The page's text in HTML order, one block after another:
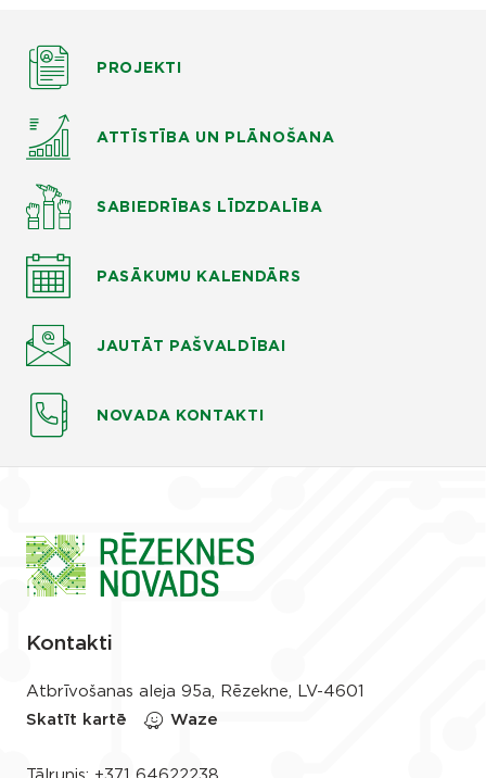
PROJEKTI
ATTĪSTĪBA UN PLĀNOŠANA
SABIEDRĪBAS LĪDZDALĪBA
PASĀKUMU KALENDĀRS
JAUTĀT PAŠVALDĪBAI
NOVADA KONTAKTI
Kontakti
Atbrīvošanas aleja 95a, Rēzekne, LV-4601
Skatīt kartē
Waze